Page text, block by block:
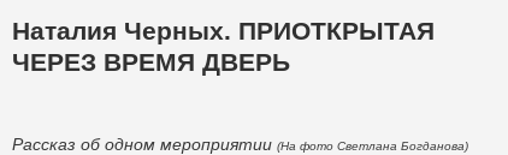
Наталия Черных. ПРИОТКРЫТАЯ
ЧЕРЕЗ ВРЕМЯ ДВЕРЬ
Рассказ об одном мероприятии (На фото Светлана Богданова)